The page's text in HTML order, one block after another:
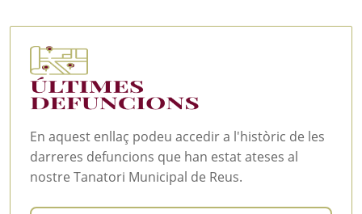
En aquest enllaç podeu accedir a l'històric de les
darreres defuncions que han estat ateses al
nostre Tanatori Municipal de Reus.